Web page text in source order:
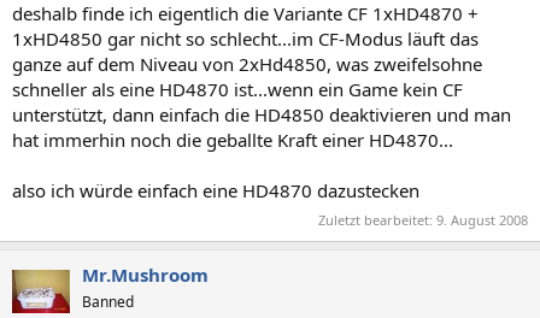
deshalb finde ich eigentlich die Variante CF 1xHD4870 +
1xHD4850 gar nicht so schlecht...im CF-Modus läuft das
ganze auf dem Niveau von 2xHd4850, was zweifelsohne
schneller als eine HD4870 ist...wenn ein Game kein CF
unterstützt, dann einfach die HD4850 deaktivieren und man
hat immerhin noch die geballte Kraft einer HD4870...
also ich würde einfach eine HD4870 dazustecken
Zuletzt bearbeitet: 9. August 2008
Mr.Mushroom
Banned